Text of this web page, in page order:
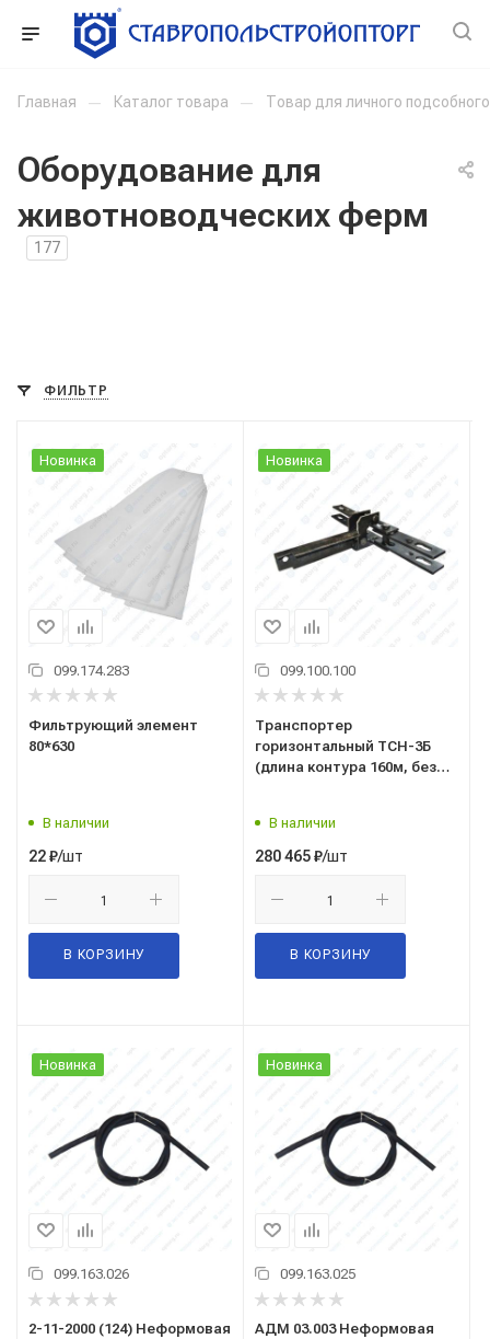
Главная — Каталог товара — Товар для личного
Оборудование для
животноводческих ферм
177
ФИЛЬТР
Новинка
099.174.283
Фильтрующий элемент
80*630
В наличии
22₽/шт
В КОРЗИНУ
Новинка
099.100.100
Транспортер
горизонтальный ТСН-3Б
(длина контура 160м, без
В наличии
280 465₽/шт
В КОРЗИНУ
Новинка
099.163.026
2-11-2000 (124) Неформовая
Новинка
099.163.025
АДМ 03.003 Неформовая